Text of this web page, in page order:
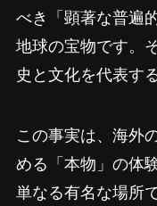
べき「顕著な普遍
地球の宝物です。
史と文化を代表す
この事実は、海外
める「本物」の体
単なる有名な場所